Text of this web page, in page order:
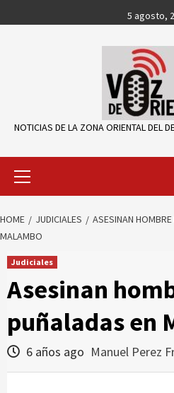
to
5 agosto,
NOTICIAS DE LA ZONA ORIENTAL DEL
Primary
HOME JUDICIALES
ASESINAN
MALAMBO
Judiciales
Asesinan
puñaladas en
6 años ago Manuel Perez